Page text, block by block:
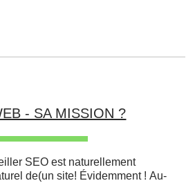
- SA MISSION ?
SEO est naturellement
de(un site! Évidemment ! Au-